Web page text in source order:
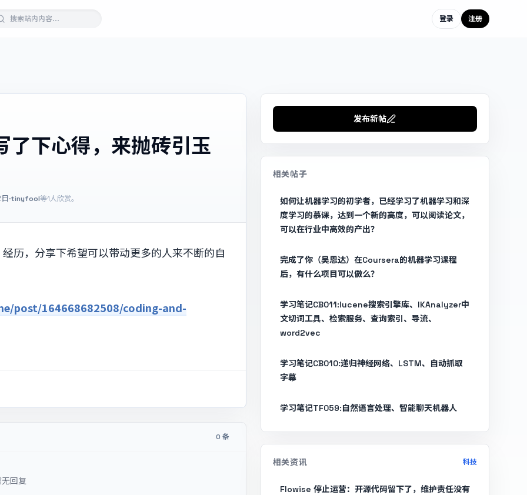
登录 注册
了下心得，来抛砖引玉
·tinyfool等1人欣赏。
历，分享下希望可以带动更多的人来不断的自
post/164668682508/coding-and-
0 条
无回复
发布新帖
相关帖子
如何让机器学习的初学者，已经学习了机器学习和深
度学习的慕课，达到一个新的高度，可以阅读论文，
可以在行业中高效的产出？
完成了你（吴恩达）在Coursera的机器学习课程
后，有什么项目可以做么？
学习笔记CB011:lucene搜索引擎库、IKAnalyzer中
文切词工具、检索服务、查询索引、导流、
word2vec
学习笔记CB010:递归神经网络、LSTM、自动抓取
字幕
学习笔记TF059:自然语言处理、智能聊天机器人
相关资讯 科技
Flowise 停止运营：开源代码留下了，维护责任没有